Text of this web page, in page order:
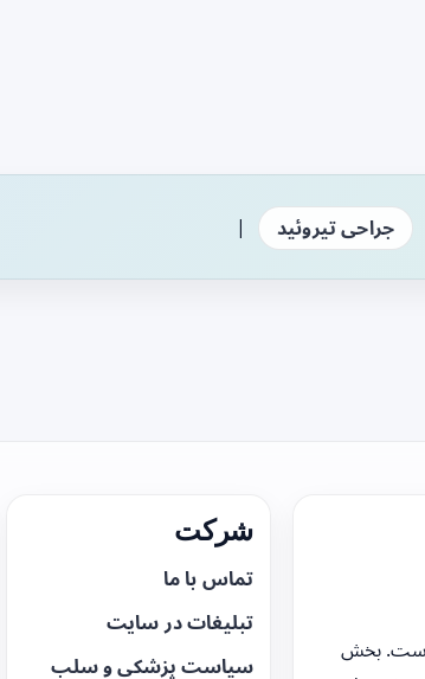
جراحی تیروئید |
است. بخش
شرکت
تماس با ما
تبلیغات در سایت
سیاست پزشکی و سلب